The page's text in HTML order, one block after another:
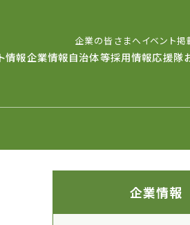
企業の皆さまへイベント掲
情報企業情報自治体等採用情報応援隊
企業情報